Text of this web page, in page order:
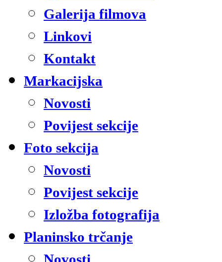
Galerija filmova
Linkovi
Kontakt
Markacijska
Novosti
Povijest sekcije
Foto sekcija
Novosti
Povijest sekcije
Izložba fotografija
Planinsko trčanje